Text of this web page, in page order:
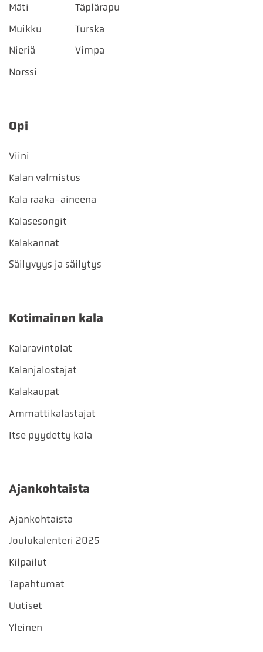
Mäti
Muikku
Nieriä
Norssi
Täplärapu
Turska
Vimpa
Opi
Viini
Kalan valmistus
Kala raaka-aineena
Kalasesongit
Kalakannat
Säilyvyys ja säilytys
Kotimainen kala
Kalaravintolat
Kalanjalostajat
Kalakaupat
Ammattikalastajat
Itse pyydetty kala
Ajankohtaista
Ajankohtaista
Joulukalenteri 2025
Kilpailut
Tapahtumat
Uutiset
Yleinen